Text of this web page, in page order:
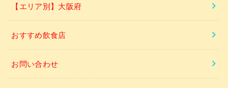
【エリア別】大阪府
おすすめ飲食店
お問い合わせ